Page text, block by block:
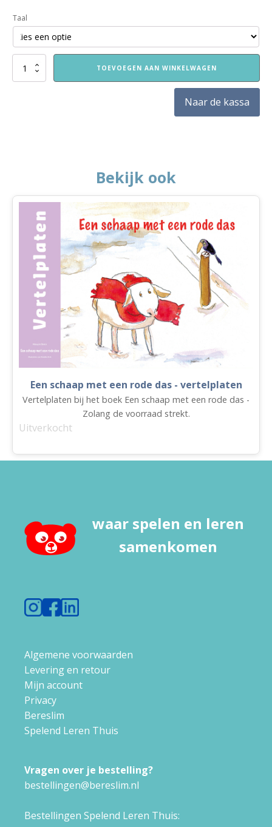
Taal
Een
TOEVOEGEN AAN WINKELWAGEN
Naar de kassa
Bekijk ook
Een schaap met een rode das - vertelplaten
Vertelplaten bij het boek Een schaap met een rode das -
Zolang de voorraad strekt.
Uitverkocht
waar spelen en leren
samenkomen
Algemene voorwaarden
Levering en retour
Mijn account
Privacy
Bereslim
Spelend Leren Thuis
Vragen over je bestelling?
bestellingen@bereslim.nl
Bestellingen Spelend Leren Thuis: